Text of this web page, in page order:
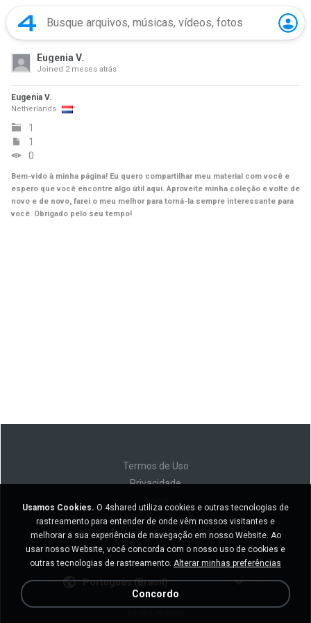
Eugenia V.
Joined 2 meses atrás
Eugenia V.
Netherlands
1
1
0
Bem-vido à minha página! Eu quero compartilhar meu material com você e
espero que você encontre algo útil aqui. Aproveite minha coleção e volte de
novo e de novo, farei o meu melhor para torná-la sempre interessante para
você. Obrigado pelo seu tempo!
Termos de Uso
Privacidade
Não venda minhas informações pessoais
Não compartilhe minhas informações pessoais
Português (Brasil)
Usamos Cookies. O 4shared utiliza cookies e outras tecnologias de
rastreamento para entender de onde vêm nossos visitantes e
melhorar a sua experiência de navegação em nosso Website. Ao
usar nosso Website, você concorda com o nosso uso de cookies e
outras tecnologias de rastreamento. Alterar minhas preferências
Concordo